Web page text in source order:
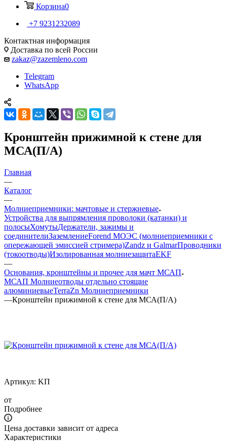
Корзина0
+7 9231232089
Контактная информация
Доставка по всей России
zakaz@zazemleno.com
Telegram
WhatsApp
Кронштейн прижимной к стене для
МСА(П/А)
Главная
—
Каталог
—
Молниеприемники: мачтовые и стержневые
Устройства для выпрямления проволоки (катанки) и
полосыХомутыДержатели, зажимы и
соединителиЗаземлениеForend МОЭС (молниеприемники с
опережающей эмиссией стримера)Zandz и GalmarПроводники
(токоотводы)Изолированная молниезащитаEKF
—
Основания, кронштейны и прочее для мачт МСАП
МСАП Молниеотводы отдельно стоящие
алюминиевыеTerraZn Молниеприемники
—Кронштейн прижимной к стене для МСА(П/А)
Артикул: KП
от
Подробнее
Цена доставки зависит от адреса
Характеристики